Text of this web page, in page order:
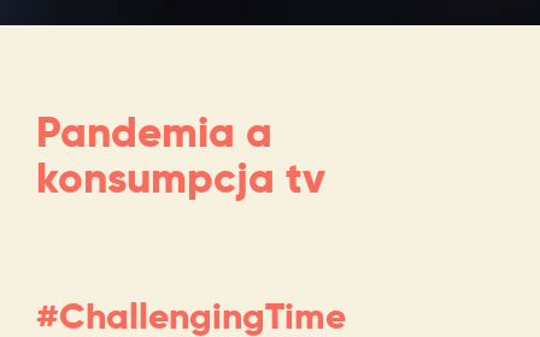
Pandemia a
konsumpcja tv
#ChallengingTime